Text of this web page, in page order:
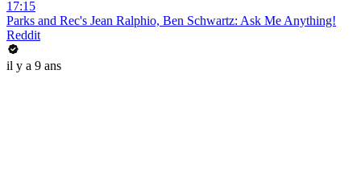
17:15
Parks and Rec's Jean Ralphio, Ben Schwartz: Ask Me Anything!
Reddit
il y a 9 ans